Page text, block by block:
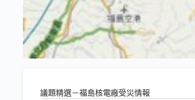
議題精選－福島核電廠受災情報